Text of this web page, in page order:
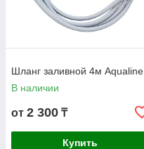
Шланг заливной 4м Aqualine
В наличии
от 2 300 ₸
Купить